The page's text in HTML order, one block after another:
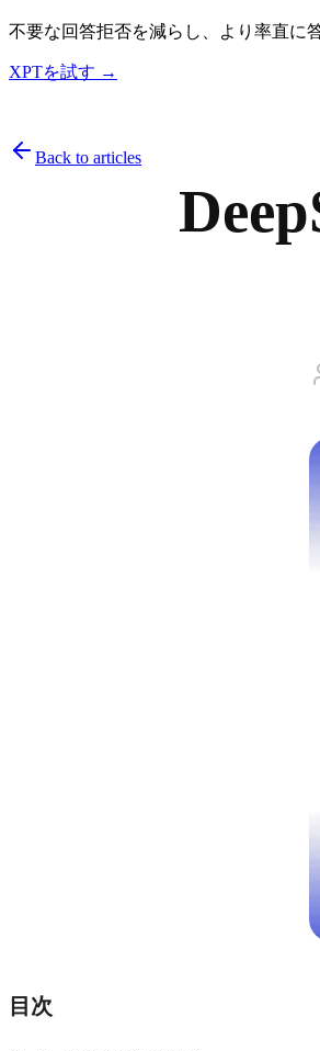
不要な回答拒否を減らし、より率直に
XPTを試す →
Back to articles
目次